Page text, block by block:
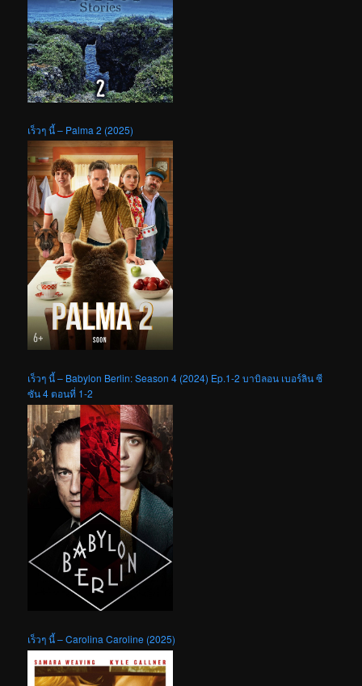
เร็วๆ นี้ – Palma 2 (2025)
เร็วๆ นี้ – Babylon Berlin: Season 4 (2024) Ep.1-2 บาบิลอน เบอร์ลิน ซี
ซัน 4 ตอนที่ 1-2
เร็วๆ นี้ – Carolina Caroline (2025)